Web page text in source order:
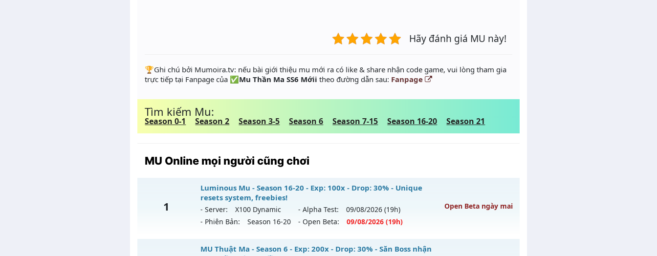
Hãy đánh giá MU này!
️🏆Ghi chú bởi Mumoira.tv: nếu bài giới thiệu mu mới ra có like & share nhận code game, vui lòng tham gia
trực tiếp tại Fanpage của ✅Mu Thần Ma SS6 Mớii theo đường dẫn sau: Fanpage
Tìm kiếm Mu:
Season 0-1 Season 2 Season 3-5 Season 6 Season 7-15 Season 16-20 Season 21
MU Online mọi người cũng chơi
1
Luminous Mu - Season 16-20 - Exp: 100x - Drop: 30% - Unique
resets system, freebies!
- Server: X100 Dynamic - Alpha Test: 09/08/2026 (19h)
- Phiên Bản:
Season 16-20 - Open Beta: 09/08/2026 (19h)
Open Beta ngày mai
Luminous Mu - Unique resets system, freebies!
MU Thuật Ma - Season 6 - Exp: 200x - Drop: 30% - Săn Boss nhận